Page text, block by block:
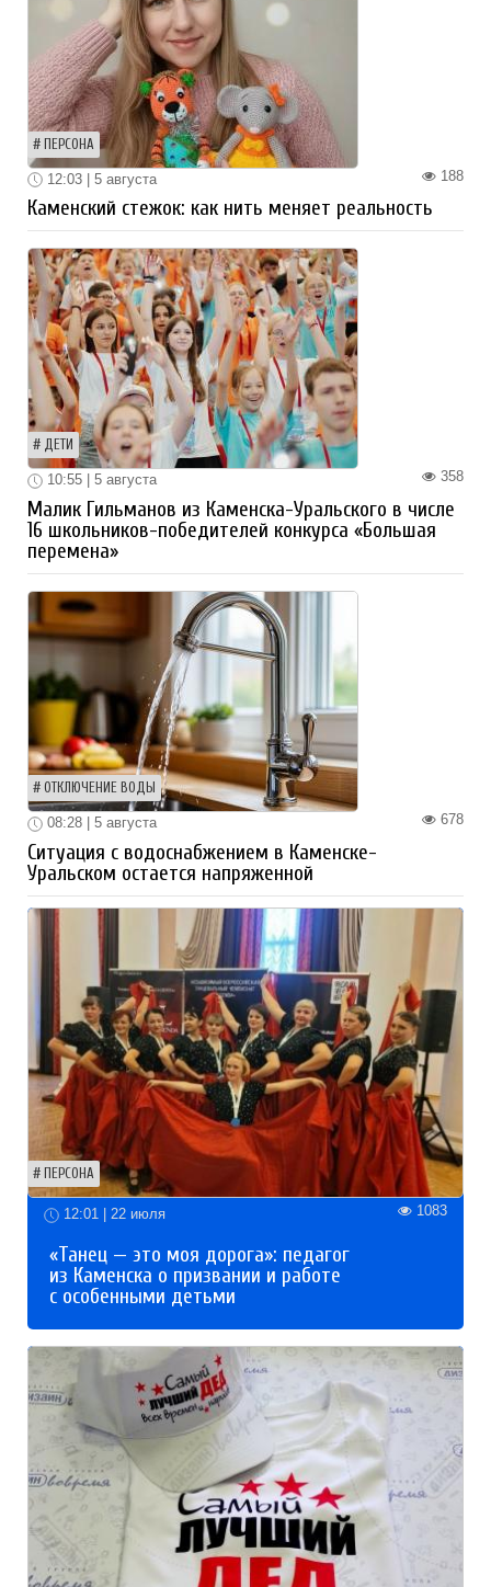
ПЕРСОНА
188
12:03 | 5 августа
Каменский стежок: как нить меняет реальность
ДЕТИ
358
10:55 | 5 августа
Малик Гильманов из Каменска-Уральского в числе
16 школьников-победителей конкурса «Большая
перемена»
ОТКЛЮЧЕНИЕ ВОДЫ
678
08:28 | 5 августа
Ситуация с водоснабжением в Каменске-
Уральском остается напряженной
ПЕРСОНА
12:01 | 22 июля 1083
«Танец — это моя дорога»: педагог
из Каменска о призвании и работе
с особенными детьми